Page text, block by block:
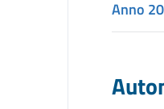
Anno